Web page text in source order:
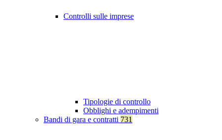
Controlli sulle imprese
Tipologie di controllo
Obblighi e adempimenti
Bandi di gara e contratti 731